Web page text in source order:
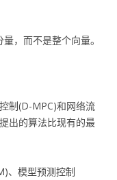
，而不是整个向量。
制(D-MPC)和网络流
出的算法比现有的最
、模型预测控制